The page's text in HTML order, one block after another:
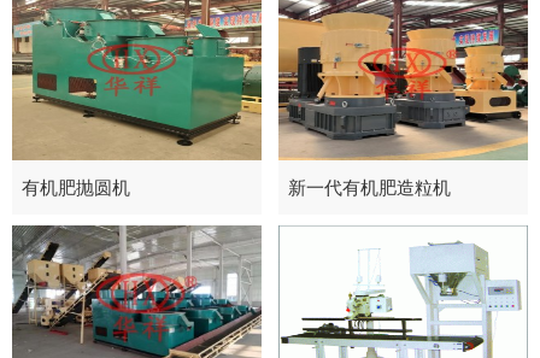
1 2
有机肥抛圆机 新一代有机肥造粒机